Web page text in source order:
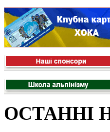
ОСТАННІ